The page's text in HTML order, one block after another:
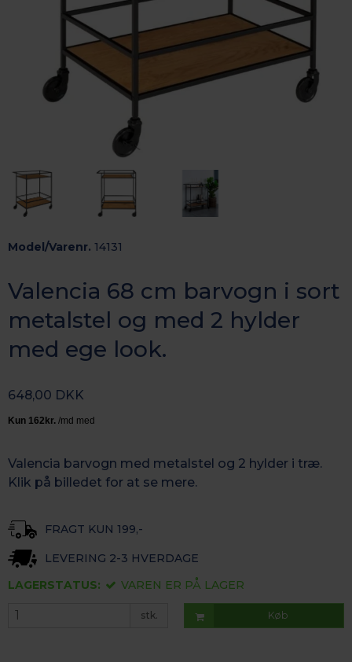
Model/Varenr. 14131
Valencia 68 cm barvogn i sort
metalstel og med 2 hylder
med ege look.
648,00 DKK
Valencia barvogn med metalstel og 2 hylder i træ.
Klik på billedet for at se mere.
FRAGT KUN 199,-
LEVERING 2-3 HVERDAGE
LAGERSTATUS:
VAREN ER PÅ LAGER
stk. Køb